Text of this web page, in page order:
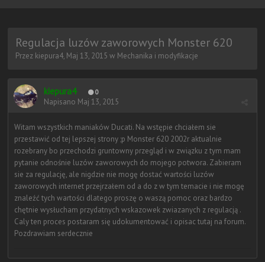
Regulacja luzów zaworowych Monster 620
Przez kiepura4, Maj 13, 2015 w Mechanika i modyfikacje
kiepura4 0
Napisano Maj 13, 2015
Witam wszystkich maniaków Ducati. Na wstępie chciałem sie
przestawić od tej lepszej strony ;p Monster 620 2002r aktualnie
rozebrany bo przechodzi gruntowny przegląd i w związku z tym mam
pytanie odnośnie luzów zaworowych do mojego potwora. Zabieram
sie za regulację, ale nigdzie nie mogę dostać wartości luzów
zaworowych internet przejrzałem od a do z w tym temacie i nie mogę
znaleźć tych wartości dlatego proszę o waszą pomoc oraz bardzo
chętnie wysłucham przydatnych wskazowek zwiazanych z regulacją .
Caly ten proces postaram się udokumentować i opisac tutaj na forum.
Pozdrawiam serdecznie